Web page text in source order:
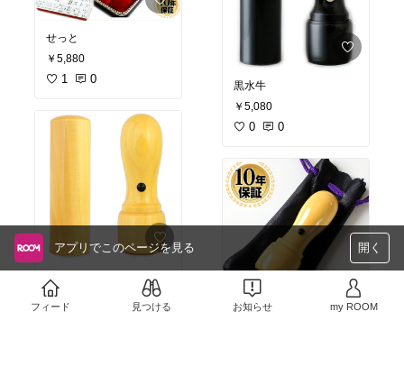
せっと
￥5,880
1 0
薩摩本柘
￥5,200
黒水牛
￥5,080
0 0
アプリでこのページを見る 開く
フィード 見つける お知らせ my ROOM